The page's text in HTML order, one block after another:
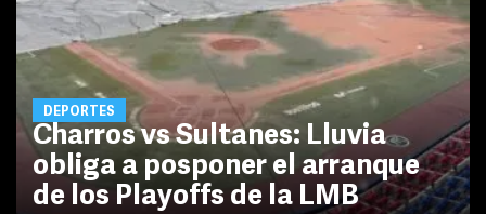
DEPORTES
Charros vs Sultanes: Lluvia
obliga a posponer el arranque
de los Playoffs de la LMB